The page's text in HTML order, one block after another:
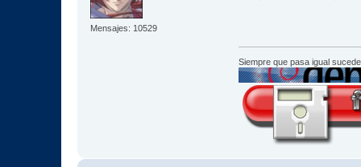
Mensajes: 10529
Siempre que pasa igual